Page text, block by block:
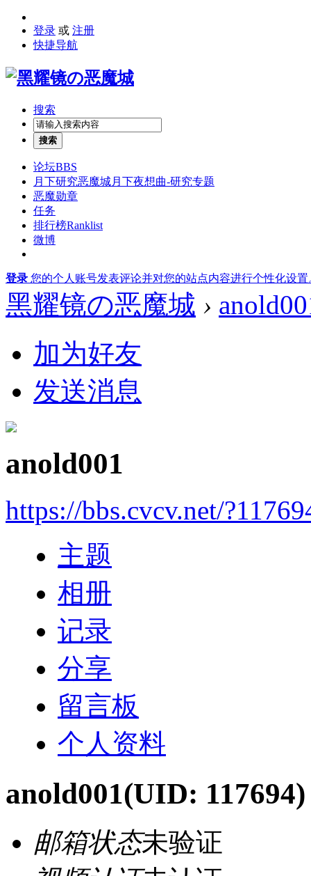
登录 或 注册
快捷导航
搜索
搜索
论坛BBS
月下研究恶魔城月下夜想曲-研究专题
恶魔勋章
任务
排行榜Ranklist
微博
登录 您的个人账号发表评论并对您的站点内容进行个性化设置
黑耀镜の恶魔城 ›
加为好友
发送消息
anold001
https://bbs.cvcv.net/
主题
相册
记录
分享
留言板
个人资料
anold001(UID: 117694)
邮箱状态未验证